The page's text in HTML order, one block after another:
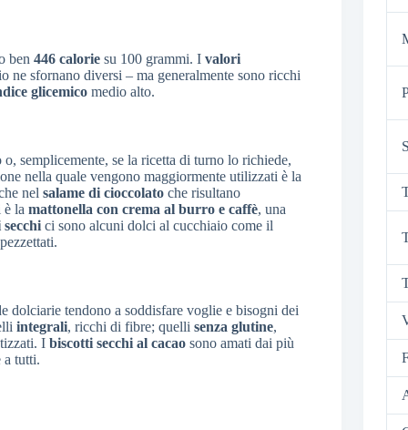
ben 446 calorie su 100 grammi. I valori
ne sfornano diversi – ma generalmente sono ricchi
glicemico medio alto.
semplicemente, se la ricetta di turno lo richiede,
nella quale vengono maggiormente utilizzati è la
nel salame di cioccolato che risultano
è la mattonella con crema al burro e caffè, una
ci sono alcuni dolci al cucchiaio come il
dolciarie tendono a soddisfare voglie e bisogni dei
integrali, ricchi di fibre; quelli senza glutine,
I biscotti secchi al cacao sono amati dai più
a tutti.